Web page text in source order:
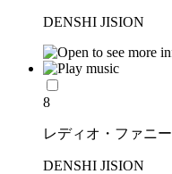
DENSHI JISION
8
レディオ・ファニー
DENSHI JISION